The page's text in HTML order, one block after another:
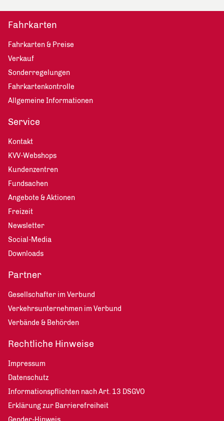
Fahrkarten
Fahrkarten & Preise
Verkauf
Sonderregelungen
Fahrkartenkontrolle
Allgemeine Informationen
Service
Kontakt
KVV-Webshops
Kundenzentren
Fundsachen
Angebote & Aktionen
Freizeit
Newsletter
Social-Media
Downloads
Partner
Gesellschafter im Verbund
Verkehrsunternehmen im Verbund
Verbände & Behörden
Rechtliche Hinweise
Impressum
Datenschutz
Informationspflichten nach Art. 13 DSGVO
Erklärung zur Barrierefreiheit